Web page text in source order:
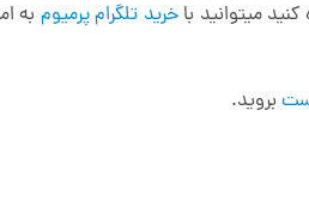
میتوانید باخرید تلگرام پرمیوم به
بروید.